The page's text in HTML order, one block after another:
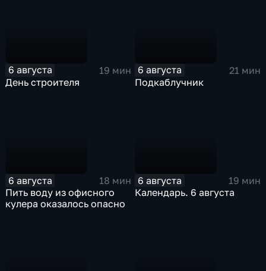
6 августа
19 мин
День строителя
6 августа
21 мин
Подкаблучник
6 августа
18 мин
Пить воду из офисного
кулера оказалось опасно
6 августа
19 мин
Календарь. 6 августа